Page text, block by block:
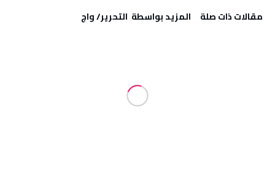
‫مقالات ذات صلة‬ ‫‫المزيد بواسطة‬ ‬ التحرير/ واج